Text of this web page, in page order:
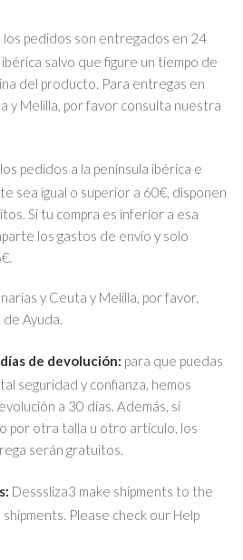
pedidos son entregados en 24
salvo que figure un tiempo de
del producto. Para entregas en
y Melilla, por favor consulta nuestra
pedidos a la península ibérica e
sea igual o superior a 60€, disponen
Si tu compra es inferior a esa
los gastos de envío y solo
y Ceuta y Melilla, por favor,
Ayuda.
de devolución: para que puedas
seguridad y confianza, hemos
a 30 días. Además, si
por otra talla u otro artículo, los
serán gratuitos.
Desssliza3 make shipments to the
Please check our Help